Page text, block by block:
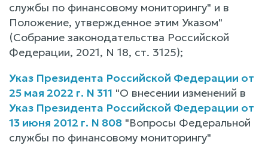
службы по финансовому мониторингу" и в
Положение, утвержденное этим Указом"
(Собрание законодательства Российской
Федерации, 2021, N 18, ст. 3125);
Указ Президента Российской Федерации от
25 мая 2022 г. N 311 "О внесении изменений в
Указ Президента Российской Федерации от
13 июня 2012 г. N 808 "Вопросы Федеральной
службы по финансовому мониторингу"